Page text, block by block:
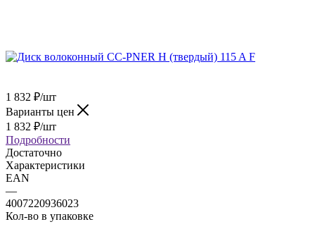
1 832 ₽/шт
Варианты цен
1 832 ₽/шт
Подробности
Достаточно
Характеристики
EAN
—
4007220936023
Кол-во в упаковке